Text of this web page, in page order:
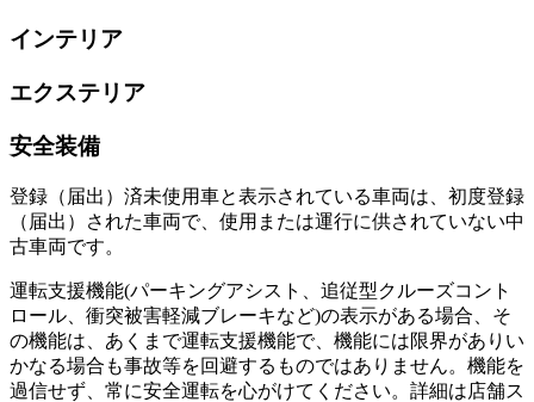
インテリア
エクステリア
安全装備
登録（届出）済未使用車と表示されている車両は、初度登録
（届出）された車両で、使用または運行に供されていない中
古車両です。
運転支援機能(パーキングアシスト、追従型クルーズコント
ロール、衝突被害軽減ブレーキなど)の表示がある場合、そ
の機能は、あくまで運転支援機能で、機能には限界がありい
かなる場合も事故等を回避するものではありません。機能を
過信せず、常に安全運転を心がけてください。詳細は店舗ス